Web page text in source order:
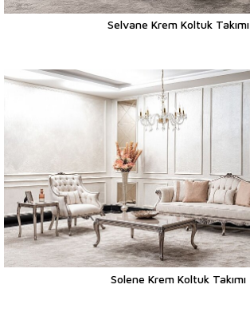
Selvane Krem Koltuk Takımı
Solene Krem Koltuk Takımı